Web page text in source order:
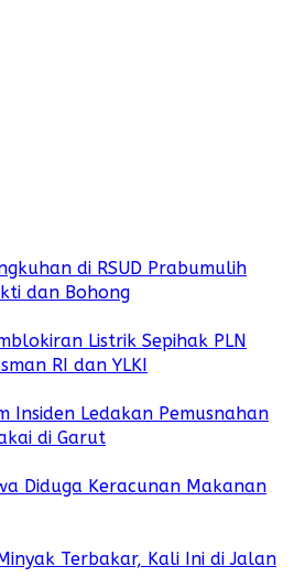
di RSUD Prabumulih
dan Bohong
Listrik Sepihak PLN
RI dan YLKI
Insiden Ledakan Pemusnahan
di Garut
Diduga Keracunan Makanan
Terbakar, Kali Ini di Jalan